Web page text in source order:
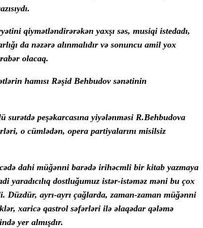
qiymətləndirərəkən yaxşı səs, musiqi istedadı,
da nəzərə alınmalıdır və sonuncu amil yox
olacaq.
hamısı Rəşid Behbudov sənətinin
surətdə peşəkarcasına yiyələnməsi R.Behbudova
o cümlədən, opera partiyalarını misilsiz
dahi müğənni barədə irihəcmli bir kitab yazmaya
yaradıcılıq dostluğumuz istər-istəməz məni bu çox
ayrı-ayrı çağlarda, zaman-zaman müğənni
xaricə qastrol səfərləri ilə əlaqədar qələmə
yer almışdır.